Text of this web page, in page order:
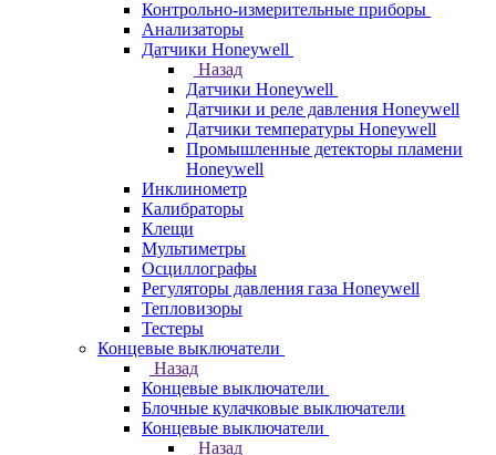
Контрольно-измерительные приборы
Анализаторы
Датчики Honeywell
Назад
Датчики Honeywell
Датчики и реле давления Honeywell
Датчики температуры Honeywell
Промышленные детекторы пламени
Honeywell
Инклинометр
Калибраторы
Клещи
Мультиметры
Осциллографы
Регуляторы давления газа Honeywell
Тепловизоры
Тестеры
Концевые выключатели
Назад
Концевые выключатели
Блочные кулачковые выключатели
Концевые выключатели
Назад